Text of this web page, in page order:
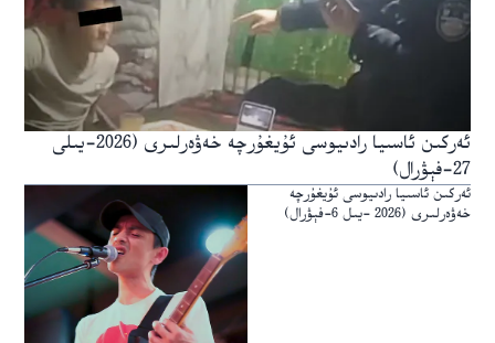
ئەركىن ئاسىيا رادىيوسى ئۇيغۇرچە خەۋەرلىرى (2026-يىلى
27-فېۋرال)
ئەركىن ئاسىيا رادىيوسى ئۇيغۇرچە
خەۋەرلىرى (2026 -يىل 6-فېۋرال)